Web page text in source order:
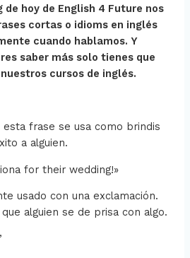
de hoy de English 4 Future nos
cortas o idioms en inglés
cuando hablamos. Y
saber más solo tienes que
cursos de inglés.
esta frase se usa como brindis
a alguien.
for their wedding!»
usado con una exclamación.
alguien se de prisa con algo.